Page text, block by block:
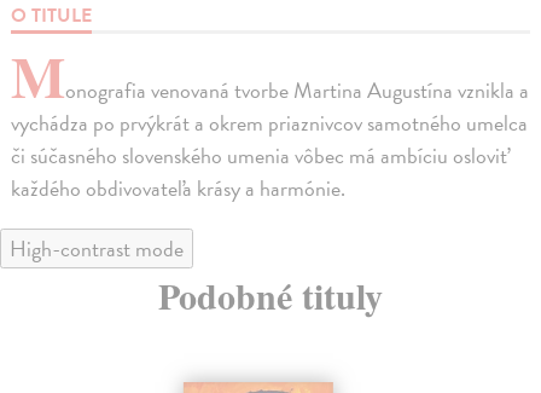
O TITULE
Monografia venovaná tvorbe Martina Augustína vznikla a
vychádza po prvýkrát a okrem priaznivcov samotného umelca
či súčasného slovenského umenia vôbec má ambíciu osloviť
každého obdivovateľa krásy a harmónie.
High-contrast mode
Podobné tituly